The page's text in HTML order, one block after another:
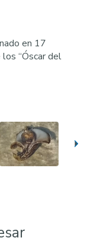
en 17
“Óscar del